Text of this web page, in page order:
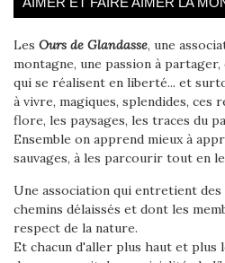
Les Ours de Glandasse, une
montagne, une passion à
qui se réalisent en liberté... et
à vivre, magiques, splendides, ces
flore, les paysages, les traces du
Ensemble on apprend mieux à
sauvages, à les parcourir tout en
Une association qui entretient
chemins délaissés et dont les
respect de la nature.
Et chacun d'aller plus haut et